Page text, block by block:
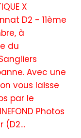
X
D2 - 11ème
à
du
Avec une
vous laisse
par le
Photos
(D2…